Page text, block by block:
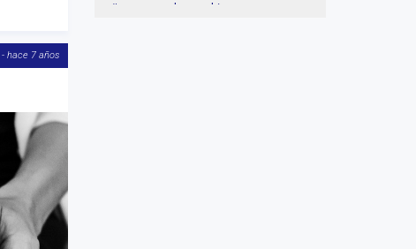
hace 7 años
#procesos de coaching